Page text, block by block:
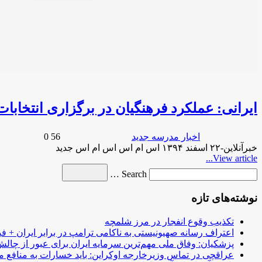
ایرانی: عملکرد فرهنگیان در برگزاری
bookmarkاخبار مدرسه جدید access_time
56 years ago
chat_bubble0
خبرآنلاین-۲۲ اسفند ۱۳۹۴ اس ام اس اس ام اس جدید
View article...
search
نوشته‌های تازه
تکذیب وقوع انفجار در مرز شلمچه
اعتراف رسانه صهیونیستی به ناکامی ترامپ در برابر ایران +
پزشکیان: وفاق ملی مهم‌ترین سرمایه ایران برای عبور از